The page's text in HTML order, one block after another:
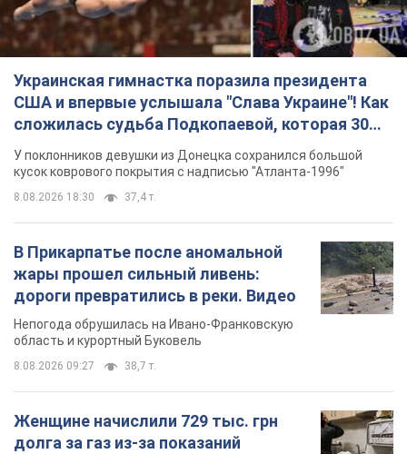
Украинская гимнастка поразила президента
США и впервые услышала "Слава Украине"! Как
сложилась судьба Подкопаевой, которая 30
лет назад завоевала "золото" Олимпиады
У поклонников девушки из Донецка сохранился большой
кусок коврового покрытия с надписью "Атланта-1996"
8.08.2026 18:30 37,4 т.
В Прикарпатье после аномальной
жары прошел сильный ливень:
дороги превратились в реки. Видео
Непогода обрушилась на Ивано-Франковскую
область и курортный Буковель
8.08.2026 09:27 38,7 т.
Женщине начислили 729 тыс. грн
долга за газ из-за показаний